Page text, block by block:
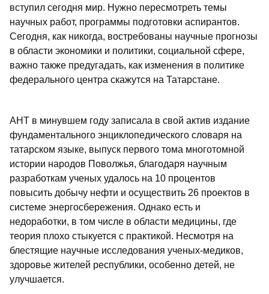
вступил сегодня мир. Нужно пересмотреть темы
научных работ, программы подготовки аспирантов.
Сегодня, как никогда, востребованы научные прогнозы
в области экономики и политики, социальной сфере,
важно также предугадать, как изменения в политике
федерального центра скажутся на Татарстане.
АНТ в минувшем году записала в свой актив издание
фундаментального энциклопедического словаря на
татарском языке, выпуск первого тома многотомной
истории народов Поволжья, благодаря научным
разработкам ученых удалось на 10 процентов
повысить добычу нефти и осуществить 26 проектов в
системе энергосбережения. Однако есть и
недоработки, в том числе в области медицины, где
теория плохо стыкуется с практикой. Несмотря на
блестящие научные исследования ученых-медиков,
здоровье жителей республики, особенно детей, не
улучшается.